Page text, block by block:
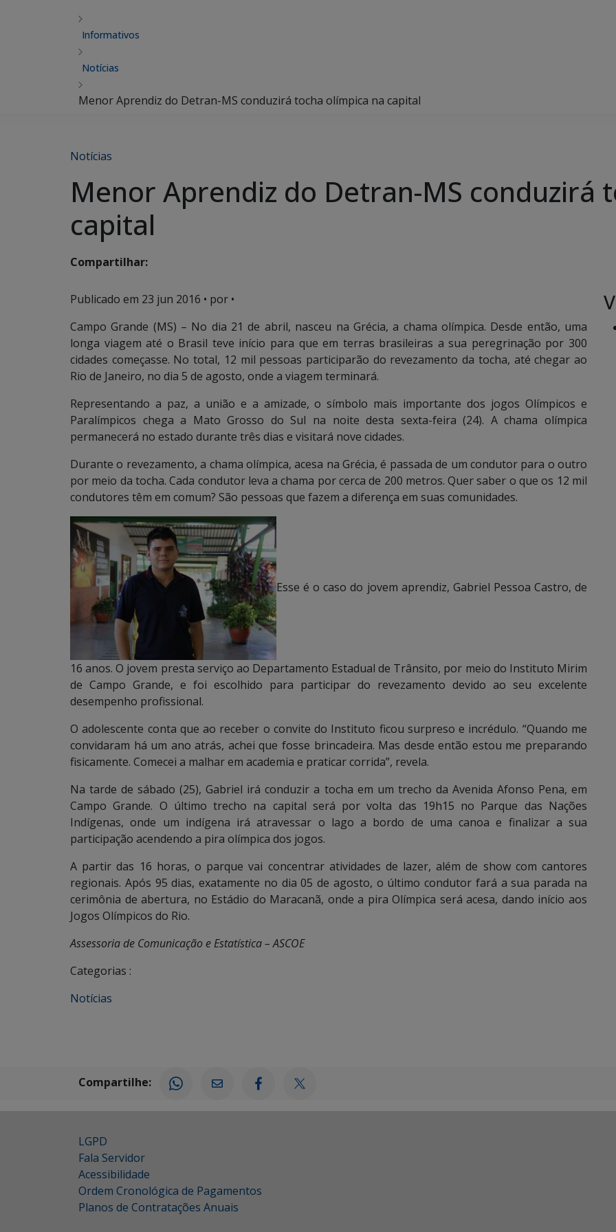
Informativos
Notícias
Menor Aprendiz do Detran-MS conduzirá tocha olímpica na capital
Notícias
Menor Aprendiz do Detran-MS conduzirá
capital
Compartilhar:
Publicado em 23 jun 2016 • por •
Campo Grande (MS) – No dia 21 de abril, nasceu na Grécia, a chama olímpica. Desde então, uma
longa viagem até o Brasil teve início para que em terras brasileiras a sua peregrinação por 300
cidades começasse. No total, 12 mil pessoas participarão do revezamento da tocha, até chegar ao
Rio de Janeiro, no dia 5 de agosto, onde a viagem terminará.
Representando a paz, a união e a amizade, o símbolo mais importante dos jogos Olímpicos e
Paralímpicos chega a Mato Grosso do Sul na noite desta sexta-feira (24). A chama olímpica
permanecerá no estado durante três dias e visitará nove cidades.
Durante o revezamento, a chama olímpica, acesa na Grécia, é passada de um condutor para o outro
por meio da tocha. Cada condutor leva a chama por cerca de 200 metros. Quer saber o que os 12 mil
condutores têm em comum? São pessoas que fazem a diferença em suas comunidades.
Esse é o caso do jovem aprendiz, Gabriel Pessoa Castro, de
16 anos. O jovem presta serviço ao Departamento Estadual de Trânsito, por meio do Instituto Mirim
de Campo Grande, e foi escolhido para participar do revezamento devido ao seu excelente
desempenho profissional.
O adolescente conta que ao receber o convite do Instituto ficou surpreso e incrédulo. “Quando me
convidaram há um ano atrás, achei que fosse brincadeira. Mas desde então estou me preparando
fisicamente. Comecei a malhar em academia e praticar corrida”, revela.
Na tarde de sábado (25), Gabriel irá conduzir a tocha em um trecho da Avenida Afonso Pena, em
Campo Grande. O último trecho na capital será por volta das 19h15 no Parque das Nações
Indígenas, onde um indígena irá atravessar o lago a bordo de uma canoa e finalizar a sua
participação acendendo a pira olímpica dos jogos.
A partir das 16 horas, o parque vai concentrar atividades de lazer, além de show com cantores
regionais. Após 95 dias, exatamente no dia 05 de agosto, o último condutor fará a sua parada na
cerimônia de abertura, no Estádio do Maracanã, onde a pira Olímpica será acesa, dando início aos
Jogos Olímpicos do Rio.
Assessoria de Comunicação e Estatística – ASCOE
Categorias :
Notícias
Compartilhe:
LGPD
Fala Servidor
Acessibilidade
Ordem Cronológica de Pagamentos
Planos de Contratações Anuais